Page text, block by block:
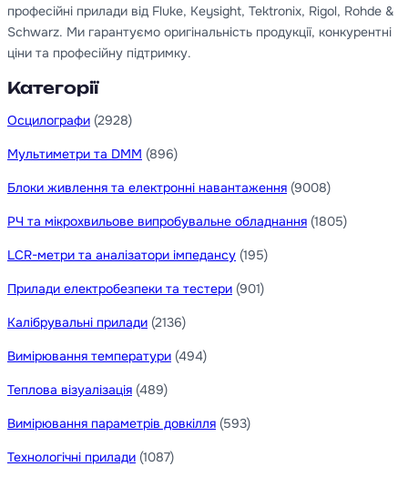
професійні прилади від Fluke, Keysight, Tektronix, Rigol, Rohde &
Schwarz. Ми гарантуємо оригінальність продукції, конкурентні
ціни та професійну підтримку.
Категорії
Осцилографи (2928)
Мультиметри та DMM (896)
Блоки живлення та електронні навантаження (9008)
РЧ та мікрохвильове випробувальне обладнання (1805)
LCR-метри та аналізатори імпедансу (195)
Прилади електробезпеки та тестери (901)
Калібрувальні прилади (2136)
Вимірювання температури (494)
Теплова візуалізація (489)
Вимірювання параметрів довкілля (593)
Технологічні прилади (1087)